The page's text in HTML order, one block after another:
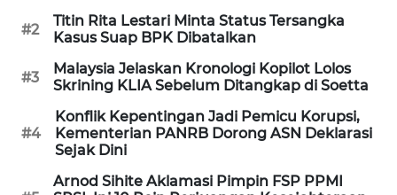
#2
Titin Rita Lestari Minta Status Tersangka
Kasus Suap BPK Dibatalkan
#3
Malaysia Jelaskan Kronologi Kopilot Lolos
Skrining KLIA Sebelum Ditangkap di Soetta
#4
Konflik Kepentingan Jadi Pemicu Korupsi,
Kementerian PANRB Dorong ASN Deklarasi
Sejak Dini
Arnod Sihite Aklamasi Pimpin FSP PPMI
WAHANA
PERSONA
WAHANA
WAHANA